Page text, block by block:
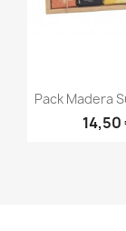
Vista
Pack Madera
14,50